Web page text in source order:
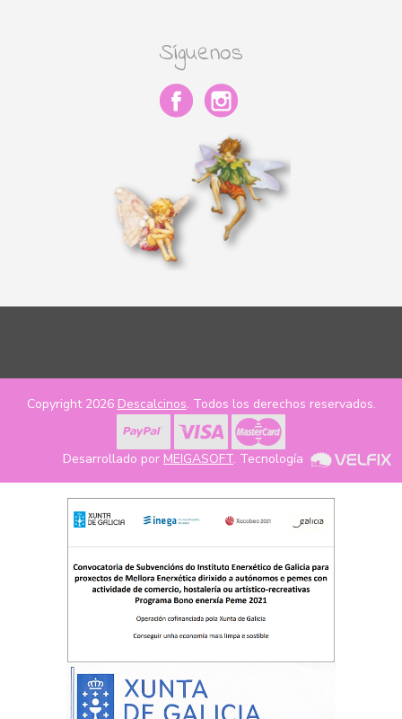
Síguenos
Copyright 2026 Descalcinos. Todos los derechos reservados.
Desarrollado por MEIGASOFT. Tecnología